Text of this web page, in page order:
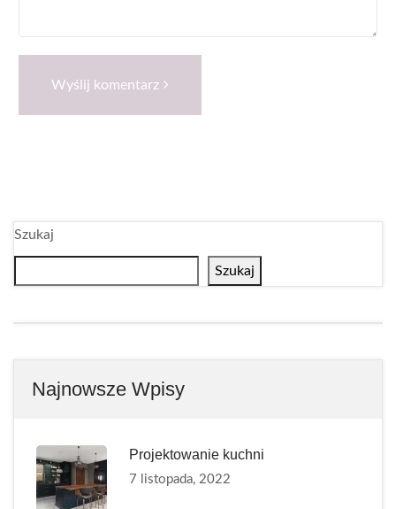
Wyślij komentarz
Szukaj
Szukaj
Najnowsze Wpisy
Projektowanie kuchni
7 listopada, 2022